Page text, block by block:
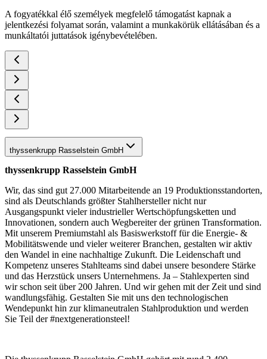
A fogyatékkal élő személyek megfelelő támogatást kapnak a
jelentkezési folyamat során, valamint a munkakörük ellátásában és a
munkáltatói juttatások igénybevételében.
thyssenkrupp Rasselstein GmbH
thyssenkrupp Rasselstein GmbH
Wir, das sind gut 27.000 Mitarbeitende an 19 Produktionsstandorten,
sind als Deutschlands größter Stahlhersteller nicht nur
Ausgangspunkt vieler industrieller Wertschöpfungsketten und
Innovationen, sondern auch Wegbereiter der grünen Transformation.
Mit unserem Premiumstahl als Basiswerkstoff für die Energie- &
Mobilitätswende und vieler weiterer Branchen, gestalten wir aktiv
den Wandel in eine nachhaltige Zukunft. Die Leidenschaft und
Kompetenz unseres Stahlteams sind dabei unsere besondere Stärke
und das Herzstück unsers Unternehmens. Ja – Stahlexperten sind
wir schon seit über 200 Jahren. Und wir gehen mit der Zeit und sind
wandlungsfähig. Gestalten Sie mit uns den technologischen
Wendepunkt hin zur klimaneutralen Stahlproduktion und werden
Sie Teil der #nextgenerationsteel!